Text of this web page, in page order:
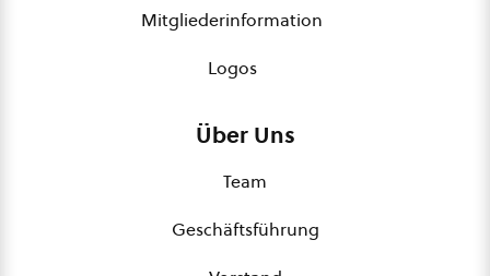
Mitgliederinformation
Logos
Über Uns
Team
Geschäftsführung